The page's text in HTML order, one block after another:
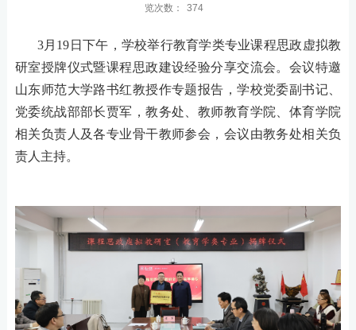
览次数：
374
3月19日下午，学校举行教育学类专业课程思政虚拟教
研室授牌仪式暨课程思政建设经验分享交流会。会议特邀
山东师范大学路书红教授作专题报告，学校党委副书记、
党委统战部部长贾军，教务处、教师教育学院、体育学院
相关负责人及各专业骨干教师参会，会议由教务处相关负
责人主持。